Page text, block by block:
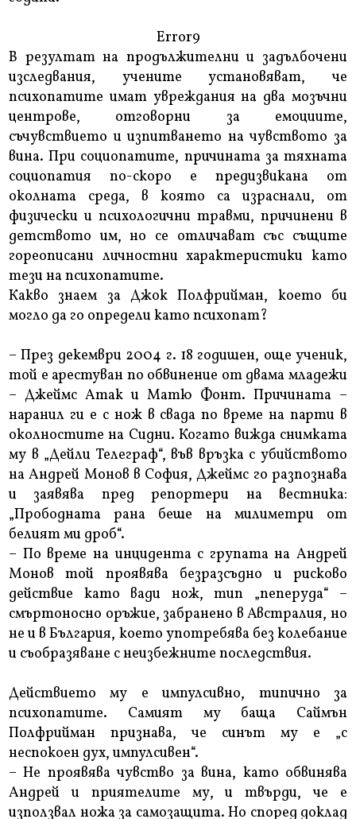
Error9
В резултат на продължителни и задълбочени
изследвания, учените установяват, че
психопатите имат увреждания на два мозъчни
центрове, отговорни за емоциите,
съчувствието и изпитването на чувството за
вина. При социопатите, причината за тяхната
социопатия по-скоро е предизвикана от
околната среда, в която са израснали, от
физически и психологични травми, причинени в
детството им, но се отличават със същите
гореописани личностни характеристики като
тези на психопатите.
Какво знаем за Джок Полфрийман, което би
могло да го определи като психопат?
– През декември 2004 г. 18 годишен, още ученик,
той е арестуван по обвинение от двама младежи
– Джеймс Атак и Матю Фонт. Причината –
наранил ги е с нож в свада по време на парти в
околностите на Сидни. Когато вижда снимката
му в „Дейли Телеграф“, във връзка с убийството
на Андрей Монов в София, Джеймс го разпознава
и заявява пред репортери на вестника:
„Прободната рана беше на милиметри от
белият ми дроб“.
– По време на инцидента с групата на Андрей
Монов той проявява безразсъдно и рисково
действие като вади нож, тип „пеперуда“ –
смъртоносно оръжие, забранено в Австралия, но
не и в България, което употребява без колебание
и съобразяване с неизбежните последствия.
Действието му е импулсивно, типично за
психопатите. Самият му баща Саймън
Полфрийман признава, че синът му е „с
неспокоен дух, импулсивен“.
– Не проявява чувство за вина, като обвинява
Андрей и приятелите му, и твърди, че е
използвал ножа за самозащита. Но според доклад